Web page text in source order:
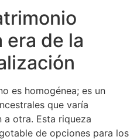
era de la
es homogénea; es un
que varía
a otra. Esta riqueza
de opciones para los